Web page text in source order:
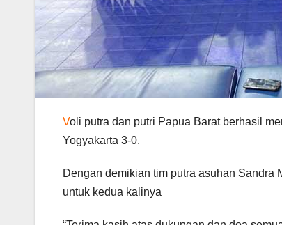
Voli putra dan putri Papua Barat berhasil
Yogyakarta 3-0.
Dengan demikian tim putra asuhan Sandra
untuk kedua kalinya